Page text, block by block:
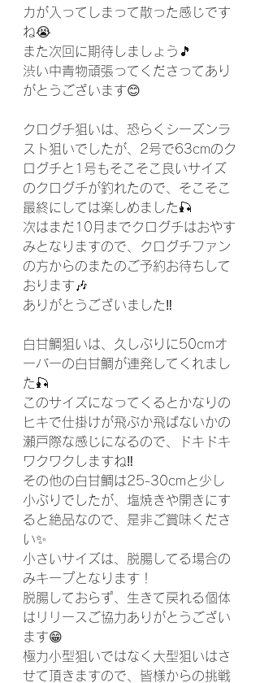
カが入ってしまって散った感じです
ね😭
また次回に期待しましょう🎵
渋い中青物頑張ってくださってあり
がとうございます😊
クログチ狙いは、恐らくシーズンラ
スト狙いでしたが、2号で63cmのク
ログチと1号もそこそこ良いサイズ
のクログチが釣れたので、そこそこ
最終にしては楽しめました‪🎣‬
次はまだ10月までクログチはおやす
みとなりますので、クログチファン
の方からのまたのご予約お待ちして
おります🎶
ありがとうございました‼️
白甘鯛狙いは、久しぶりに50cmオ
ーバーの白甘鯛が連発してくれまし
た🎣
このサイズになってくるとかなりの
ヒキで仕掛けが飛ぶか飛ばないかの
瀬戸際な感じになるので、ドキドキ
ワクワクしますね‼️
その他の白甘鯛は25-30cmと少し
小ぶりでしたが、塩焼きや開きにす
ると絶品なので、是非ご賞味くださ
い✨
小さいサイズは、脱腸してる場合の
みキープとなります！
脱腸しておらず、生きて戻れる個体
はリリースご協力ありがとうござい
ます😁
極力小型狙いではなく大型狙いはさ
せて頂きますので、皆様からの挑戦